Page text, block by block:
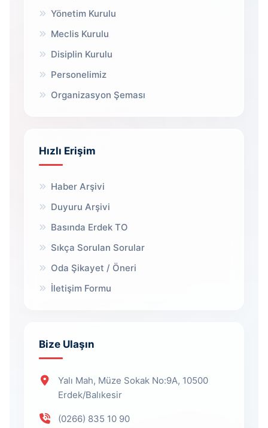
Yönetim Kurulu
Meclis Kurulu
Disiplin Kurulu
Personelimiz
Organizasyon Şeması
Hızlı Erişim
Haber Arşivi
Duyuru Arşivi
Basında Erdek TO
Sıkça Sorulan Sorular
Oda Şikayet / Öneri
İletişim Formu
Bize Ulaşın
Yalı Mah, Müze Sokak No:9A, 10500
Erdek/Balıkesir
(0266) 835 10 90